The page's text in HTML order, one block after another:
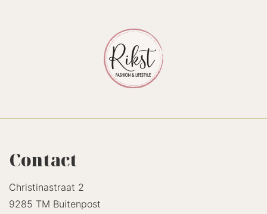
Contact
Christinastraat 2
9285 TM Buitenpost